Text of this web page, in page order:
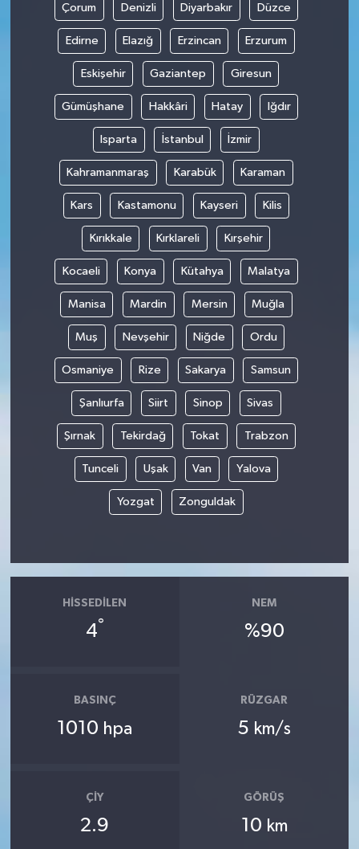
Çorum Denizli Diyarbakır Düzce
Edirne Elazığ Erzincan Erzurum
Eskişehir Gaziantep Giresun
Gümüşhane Hakkâri Hatay Iğdır
Isparta İstanbul İzmir
Kahramanmaraş Karabük Karaman
Kars Kastamonu Kayseri Kilis
Kırıkkale Kırklareli Kırşehir
Kocaeli Konya Kütahya Malatya
Manisa Mardin Mersin Muğla
Muş Nevşehir Niğde Ordu
Osmaniye Rize Sakarya Samsun
Şanlıurfa Siirt Sinop Sivas
Şırnak Tekirdağ Tokat Trabzon
Tunceli Uşak Van Yalova
Yozgat Zonguldak
HISSEDILEN
4°
NEM
%90
BASINÇ
1010 hpa
RÜZGAR
5 km/s
ÇIY
2.9
GÖRÜŞ
10 km